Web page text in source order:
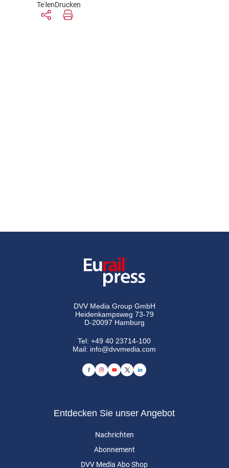
TeilenDrucken
DVV Media Group GmbH
Heidenkampsweg 73-79
D-20097 Hamburg
Tel:+49 40 23714-100
Mail: info@dvvmedia.com
Entdecken Sie unser Angebot
Nachrichten
Abonnement
DVV Media Abo Shop